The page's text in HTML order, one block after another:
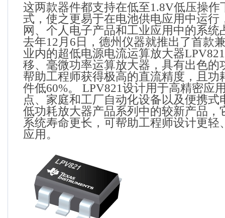
这两款器件都支持在低至1.8V低压操作
式，使之更易于在电池供电应用中运行
网、个人电子产品和工业应用中的系统
去年12 月 6 日，德州仪器就推出了首款
业内的超低电源电流运算放大器LPV821
移、毫微功率运算放大器，具有出色的
帮助工程师获得极高的直流精度，且功
件低60%。 LPV821 设计用于高精密应
点、家庭和工厂自动化设备以及便携式
低功耗放大器产品系列中的较新产品，
系统寿命更长，可帮助工程师设计更轻
应用。